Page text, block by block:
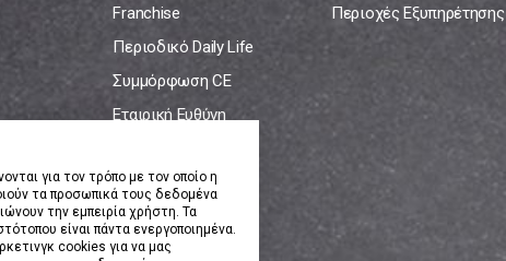
Franchise
Περιοδικό Daily Life
Συμμόρφωση CE
Εταιρική Ευθύνη
Περιοχές Εξυπηρέτησης
για τον τρόπο με τον οποίο η
τα προσωπικά τους δεδομένα
την εμπειρία χρήστη. Τα
είναι πάντα ενεργοποιημένα.
cookies για να μας